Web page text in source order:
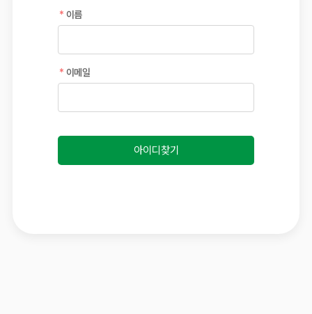
이름
이메일